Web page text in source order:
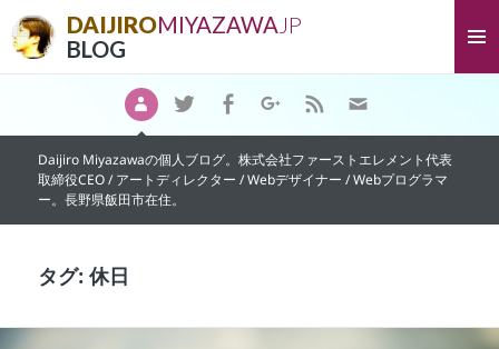
DAIJIROMIYAZAWAJP
BLOG
ット
About Twitter FacebookGoogle+Feedly
Daijiro Miyazawaの個人ブログ。株式会社ファーストエレメント代表
取締役CEO / アートディレクター / Webデザイナー / Webプログラマ
ー。長野県飯田市在住。
タグ:休日